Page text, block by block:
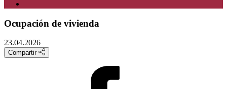
Ocupación de vivienda
23.04.2026
Compartir